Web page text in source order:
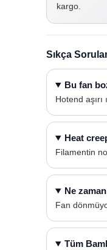
kargo.
Sıkça
Bu fan
Hotend aşırı
Heat
Filamentin
Ne
Fan
Tüm